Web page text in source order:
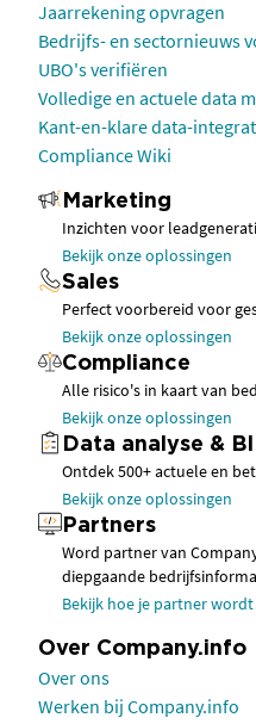
Jaarrekening opvragen
Bedrijfs- en sectornieuws
UBO's verifiëren
Volledige en actuele data
Kant-en-klare data-
Compliance Wiki
Marketing
Inzichten voor
Bekijk onze oplossingen
Sales
Perfect voorbereid voor
Bekijk onze oplossingen
Compliance
Alle risico's in kaart van
Bekijk onze oplossingen
Data analyse & BI
Ontdek 500+ actuele en
Bekijk onze oplossingen
Partners
Word partner van
diepgaande
Bekijk hoe je partner wordt
Over Company.info
Over ons
Werken bij Company.info